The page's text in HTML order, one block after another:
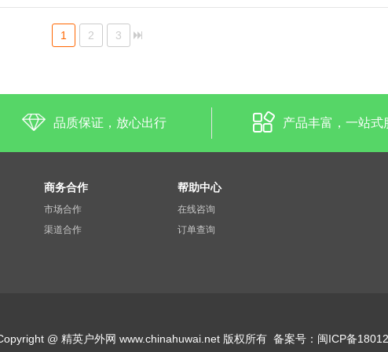
1 2 3
品质保证，放心出行 产品丰富，一站式
商务合作
市场合作
渠道合作
帮助中心
在线咨询
订单查询
@ 精英户外网 www.chinahuwai.net 版权所有 备案号： 闽ICP备